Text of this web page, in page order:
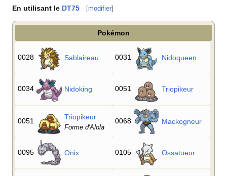
En utilisant le DT75 [modifier]
Pokémon
0028 Sablaireau 0031 Nidoqueen
0034 Nidoking 0051 Triopikeur
0051 Triopikeur
Forme d'Alola
0068 Mackogneur
0095 Onix 0105 Ossatueur